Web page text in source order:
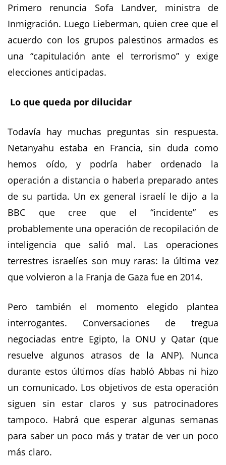
Primero renuncia Sofa Landver, ministra de
Inmigración. Luego Lieberman, quien cree que el
acuerdo con los grupos palestinos armados es
una “capitulación ante el terrorismo” y exige
elecciones anticipadas.
Lo que queda por dilucidar
Todavía hay muchas preguntas sin respuesta.
Netanyahu estaba en Francia, sin duda como
hemos oído, y podría haber ordenado la
operación a distancia o haberla preparado antes
de su partida. Un ex general israelí le dijo a la
BBC que cree que el “incidente” es
probablemente una operación de recopilación de
inteligencia que salió mal. Las operaciones
terrestres israelíes son muy raras: la última vez
que volvieron a la Franja de Gaza fue en 2014.
Pero también el momento elegido plantea
interrogantes. Conversaciones de tregua
negociadas entre Egipto, la ONU y Qatar (que
resuelve algunos atrasos de la ANP). Nunca
durante estos últimos días habló Abbas ni hizo
un comunicado. Los objetivos de esta operación
siguen sin estar claros y sus patrocinadores
tampoco. Habrá que esperar algunas semanas
para saber un poco más y tratar de ver un poco
más claro.